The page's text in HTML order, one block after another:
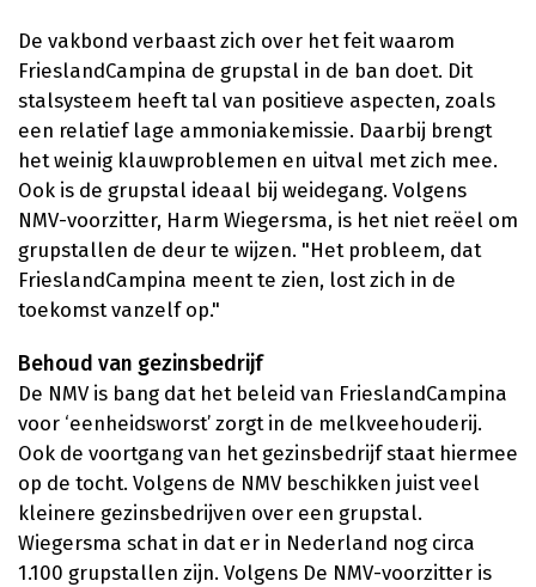
De vakbond verbaast zich over het feit waarom
FrieslandCampina de grupstal in de ban doet. Dit
stalsysteem heeft tal van positieve aspecten, zoals
een relatief lage ammoniakemissie. Daarbij brengt
het weinig klauwproblemen en uitval met zich mee.
Ook is de grupstal ideaal bij weidegang. Volgens
NMV-voorzitter, Harm Wiegersma, is het niet reëel om
grupstallen de deur te wijzen. "Het probleem, dat
FrieslandCampina meent te zien, lost zich in de
toekomst vanzelf op."
Behoud van gezinsbedrijf
De NMV is bang dat het beleid van FrieslandCampina
voor ‘eenheidsworst’ zorgt in de melkveehouderij.
Ook de voortgang van het gezinsbedrijf staat hiermee
op de tocht. Volgens de NMV beschikken juist veel
kleinere gezinsbedrijven over een grupstal.
Wiegersma schat in dat er in Nederland nog circa
1.100 grupstallen zijn. Volgens De NMV-voorzitter is